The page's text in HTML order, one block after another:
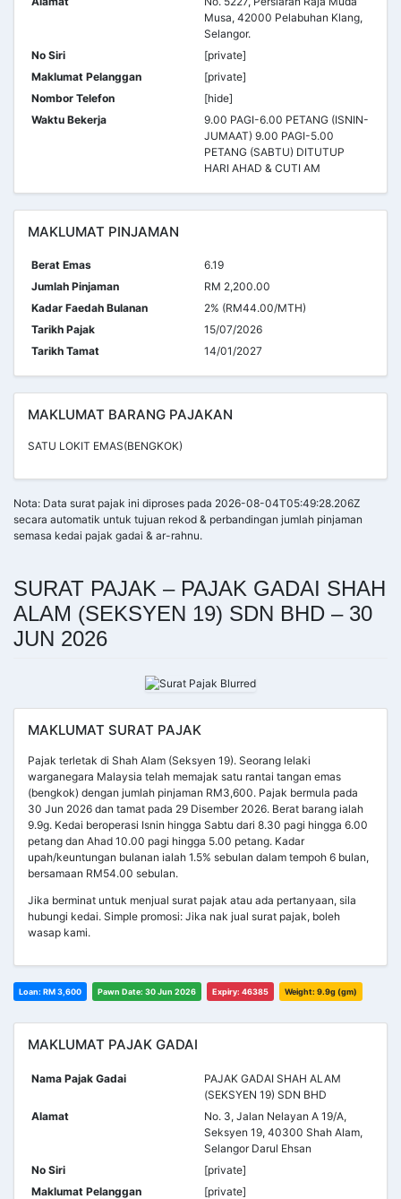
Musa, 42000 Pelabuhan Klang,
Selangor.
No Siri
[private]
Maklumat Pelanggan
[private]
Nombor Telefon
[hide]
Waktu Bekerja
9.00 PAGI-6.00 PETANG (ISNIN-
JUMAAT) 9.00 PAGI-5.00
PETANG (SABTU) DITUTUP
HARI AHAD & CUTI AM
MAKLUMAT PINJAMAN
Berat Emas
6.19
Jumlah Pinjaman
RM 2,200.00
Kadar Faedah Bulanan
2% (RM44.00/MTH)
Tarikh Pajak
15/07/2026
Tarikh Tamat
14/01/2027
MAKLUMAT BARANG PAJAKAN
SATU LOKIT EMAS(BENGKOK)
Nota: Data surat pajak ini diproses pada 2026-08-04T05:49:28.206Z
secara automatik untuk tujuan rekod & perbandingan jumlah pinjaman
semasa kedai pajak gadai & ar-rahnu.
SURAT PAJAK – PAJAK GADAI SHAH
ALAM (SEKSYEN 19) SDN BHD – 30
JUN 2026
MAKLUMAT SURAT PAJAK
Pajak terletak di Shah Alam (Seksyen 19). Seorang lelaki
warganegara Malaysia telah memajak satu rantai tangan emas
(bengkok) dengan jumlah pinjaman RM3,600. Pajak bermula pada
30 Jun 2026 dan tamat pada 29 Disember 2026. Berat barang ialah
9.9g. Kedai beroperasi Isnin hingga Sabtu dari 8.30 pagi hingga 6.00
petang dan Ahad 10.00 pagi hingga 5.00 petang. Kadar
upah/keuntungan bulanan ialah 1.5% sebulan dalam tempoh 6 bulan,
bersamaan RM54.00 sebulan.
Jika berminat untuk menjual surat pajak atau ada pertanyaan, sila
hubungi kedai. Simple promosi: Jika nak jual surat pajak, boleh
wasap kami.
Loan: RM 3,600 Pawn Date: 30 Jun 2026 Expiry: 46385 Weight: 9.9g (gm)
MAKLUMAT PAJAK GADAI
Nama Pajak Gadai
PAJAK GADAI SHAH ALAM
(SEKSYEN 19) SDN BHD
Alamat
No. 3, Jalan Nelayan A 19/A,
Seksyen 19, 40300 Shah Alam,
Selangor Darul Ehsan
No Siri
[private]
Maklumat Pelanggan
[private]